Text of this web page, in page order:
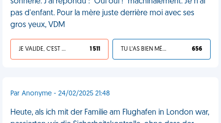
pas d'enfant. Pour la mère juste derrière moi avec ses
gros yeux, VDM
JE VALIDE, C'EST UNE VDM 1 511 TU L'AS BIEN MÉRITÉ 656
Par Anonyme - 24/02/2025 21:48
Heute, als ich mit der Familie am Flughafen in London war,